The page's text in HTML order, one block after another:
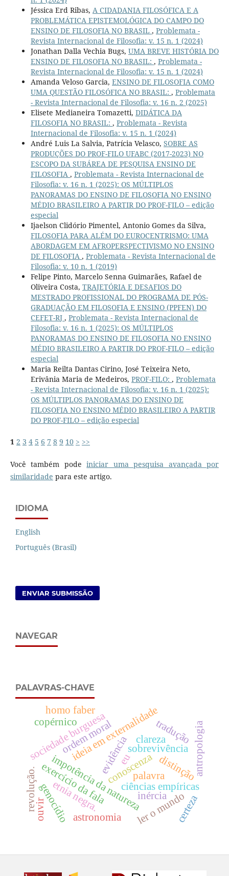
Jéssica Erd Ribas, A CIDADANIA FILOSÓFICA E A
PROBLEMÁTICA EPISTEMOLÓGICA DO CAMPO DO
ENSINO DE FILOSOFIA NO BRASIL , Problemata -
Revista Internacional de Filosofia: v. 15 n. 1 (2024)
Jonathan Dalla Vechia Bugs, UMA BREVE HISTÓRIA DO
ENSINO DE FILOSOFIA NO BRASIL: , Problemata -
Revista Internacional de Filosofia: v. 15 n. 1 (2024)
Amanda Veloso Garcia, ENSINO DE FILOSOFIA COMO
UMA QUESTÃO FILOSÓFICA NO BRASIL: , Problemata
- Revista Internacional de Filosofia: v. 16 n. 2 (2025)
Elisete Medianeira Tomazetti, DIDÁTICA DA
FILOSOFIA NO BRASIL: , Problemata - Revista
Internacional de Filosofia: v. 15 n. 1 (2024)
André Luis La Salvia, Patrícia Velasco, SOBRE AS
PRODUÇÕES DO PROF-FILO UFABC (2017-2023) NO
ESCOPO DA SUBÁREA DE PESQUISA ENSINO DE
FILOSOFIA , Problemata - Revista Internacional de
Filosofia: v. 16 n. 1 (2025): OS MÚLTIPLOS
PANORAMAS DO ENSINO DE FILOSOFIA NO ENSINO
MÉDIO BRASILEIRO A PARTIR DO PROF-FILO – edição
especial
Ijaelson Clidório Pimentel, Antonio Gomes da Silva,
FILOSOFIA PARA ALÉM DO EUROCENTRISMO: UMA
ABORDAGEM EM AFROPERSPECTIVISMO NO ENSINO
DE FILOSOFIA , Problemata - Revista Internacional de
Filosofia: v. 10 n. 1 (2019)
Felipe Pinto, Marcelo Senna Guimarães, Rafael de
Oliveira Costa, TRAJETÓRIA E DESAFIOS DO
MESTRADO PROFISSIONAL DO PROGRAMA DE PÓS-
GRADUAÇÃO EM FILOSOFIA E ENSINO (PPFEN) DO
CEFET-RJ , Problemata - Revista Internacional de
Filosofia: v. 16 n. 1 (2025): OS MÚLTIPLOS
PANORAMAS DO ENSINO DE FILOSOFIA NO ENSINO
MÉDIO BRASILEIRO A PARTIR DO PROF-FILO – edição
especial
Maria Reilta Dantas Cirino, José Teixeira Neto,
Erivânia Maria de Medeiros, PROF-FILO: , Problemata
- Revista Internacional de Filosofia: v. 16 n. 1 (2025):
OS MÚLTIPLOS PANORAMAS DO ENSINO DE
FILOSOFIA NO ENSINO MÉDIO BRASILEIRO A PARTIR
DO PROF-FILO – edição especial
1 2 3 4 5 6 7 8 9 10 > >>
Você também podeiniciar uma pesquisa avançada por
similaridade para este artigo.
IDIOMA
English
Português (Brasil)
ENVIAR SUBMISSÃO
NAVEGAR
PALAVRAS-CHAVE
conoscenza
etnia negra.
evidência
impotência da natureza
ideia em externalidade
ciências empíricas
sociedade burguesa sobrevivência
genocídio
antropologia
tradução
exercício da fala distinção
ler o mundo
palavra
revolução.
astronomia
copérnicoordem moral clareza
certeza
inércia
ouvir
homo faber
eu